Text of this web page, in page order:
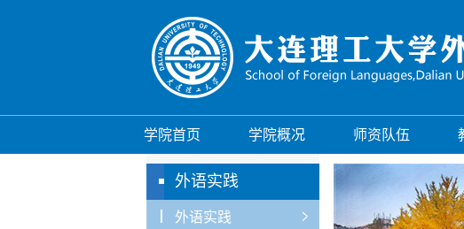
学院首页 学院概况 师资队伍
外语实践
外语实践